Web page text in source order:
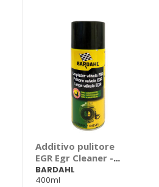
Additivo pulitore
EGR Egr Cleaner -
BARDAHL
BARDAHL
400ml